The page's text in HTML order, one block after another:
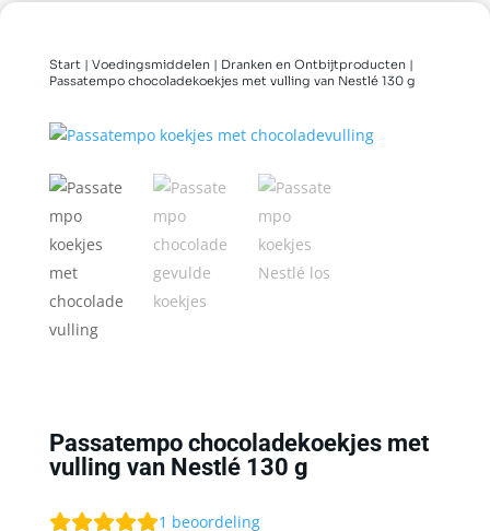
Start| Voedingsmiddelen | Dranken en Ontbijtproducten |
Passatempo chocoladekoekjes met vulling van Nestlé 130 g
Passatempo chocoladekoekjes met
vulling van Nestlé 130 g
1 beoordeling